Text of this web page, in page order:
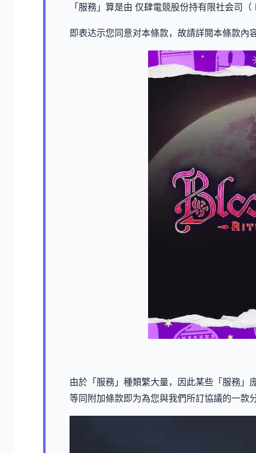
「服務」算是由 仅肆電競股份持有限社会司
即表达示您同意对本條款，故請詳閱本條款內容
由於「服務」種類繁大量，因此某些「服務
等同附加條款即为為您與我們所訂協議的一款分